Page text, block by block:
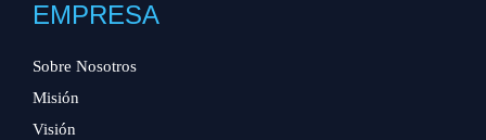
EMPRESA
Sobre Nosotros
Misión
Visión